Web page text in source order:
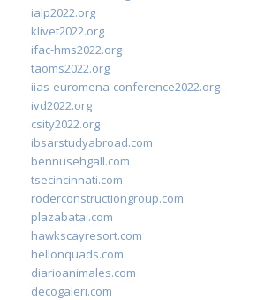
ialp2022.org
klivet2022.org
ifac-hms2022.org
taoms2022.org
iias-euromena-conference2022.org
ivd2022.org
csity2022.org
ibsarstudyabroad.com
bennusehgall.com
tsecincinnati.com
roderconstructiongroup.com
plazabatai.com
hawkscayresort.com
hellonquads.com
diarioanimales.com
decogaleri.com